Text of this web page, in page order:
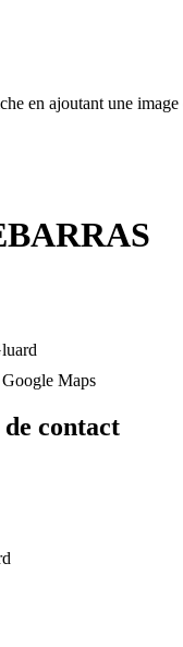
en ajoutant une
Maps
contact